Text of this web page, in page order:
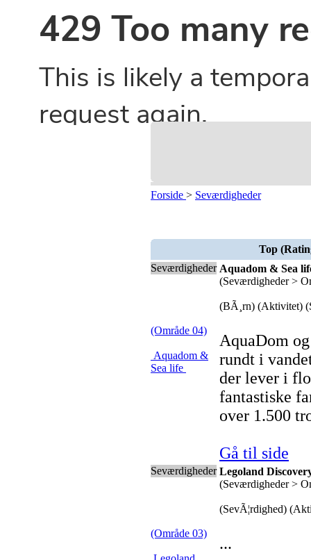
Forside > Seværdigheder
Top
Seværdigheder
(Område 04)
Aquadom &
Sea life
Aquadom & Sea
(Seværdigheder >
(BÃ¸rn) (Aktivitet)
AquaDom
rundt i
der lever i
fantastiske
over 1.500
Gå til side
Seværdigheder
(Område 03)
Legoland
(Seværdigheder >
(SevÃ¦rdighed)
...